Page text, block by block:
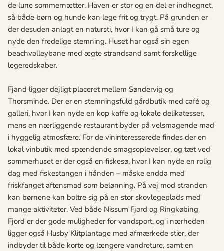
de lune sommernætter. Haven er stor og en del er indhegnet,
så både børn og hunde kan lege frit og trygt. På grunden er
der desuden anlagt en natursti, hvor I kan gå små ture og
nyde den fredelige stemning. Huset har også sin egen
beachvolleybane med ægte strandsand samt forskellige
legeredskaber.
Fjand ligger dejligt placeret mellem Søndervig og
Thorsminde. Der er en stemningsfuld gårdbutik med café og
galleri, hvor I kan nyde en kop kaffe og lokale delikatesser,
mens en nærliggende restaurant byder på velsmagende mad
i hyggelig atmosfære. For de vininteresserede findes der en
lokal vinbutik med spændende smagsoplevelser, og tæt ved
sommerhuset er der også en fiskesø, hvor I kan nyde en rolig
dag med fiskestangen i hånden – måske endda med
friskfanget aftensmad som belønning. På vej mod stranden
kan børnene kan boltre sig på en stor skovlegeplads med
mange aktiviteter. Ved både Nissum Fjord og Ringkøbing
Fjord er der gode muligheder for vandsport, og i nærheden
ligger også Husby Klitplantage med afmærkede stier, der
indbyder til både korte og længere vandreture, samt en